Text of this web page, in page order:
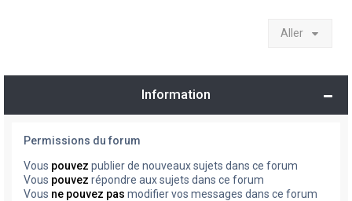
Aller
Information
Permissions du forum
Vous pouvez publier de nouveaux sujets dans ce forum
Vous pouvez répondre aux sujets dans ce forum
Vous ne pouvez pas modifier vos messages dans ce forum